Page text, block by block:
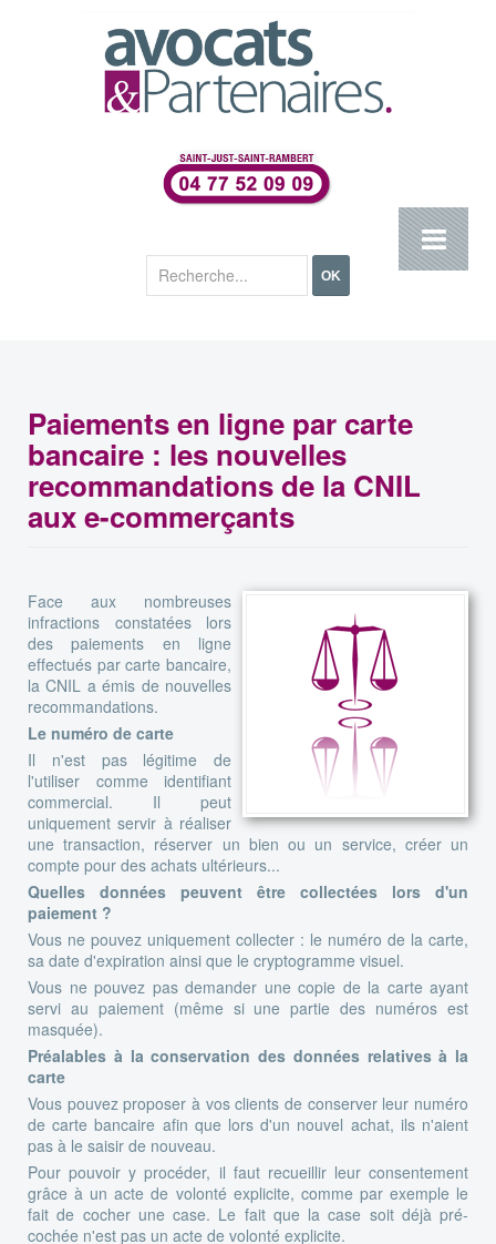
OK
Paiements en ligne par carte
bancaire : les nouvelles
recommandations de la CNIL
aux e-commerçants
Face aux nombreuses
infractions constatées lors
des paiements en ligne
effectués par carte bancaire,
la CNIL a émis de nouvelles
recommandations.
Le numéro de carte
Il n'est pas légitime de
l'utiliser comme identifiant
commercial. Il peut
uniquement servir à réaliser
une transaction, réserver un bien ou un service, créer un
compte pour des achats ultérieurs...
Quelles données peuvent être collectées lors d'un
paiement ?
Vous ne pouvez uniquement collecter : le numéro de la carte,
sa date d'expiration ainsi que le cryptogramme visuel.
Vous ne pouvez pas demander une copie de la carte ayant
servi au paiement (même si une partie des numéros est
masquée).
Préalables à la conservation des données relatives à la
carte
Vous pouvez proposer à vos clients de conserver leur numéro
de carte bancaire afin que lors d'un nouvel achat, ils n'aient
pas à le saisir de nouveau.
Pour pouvoir y procéder, il faut recueillir leur consentement
grâce à un acte de volonté explicite, comme par exemple le
fait de cocher une case. Le fait que la case soit déjà pré-
cochée n'est pas un acte de volonté explicite.